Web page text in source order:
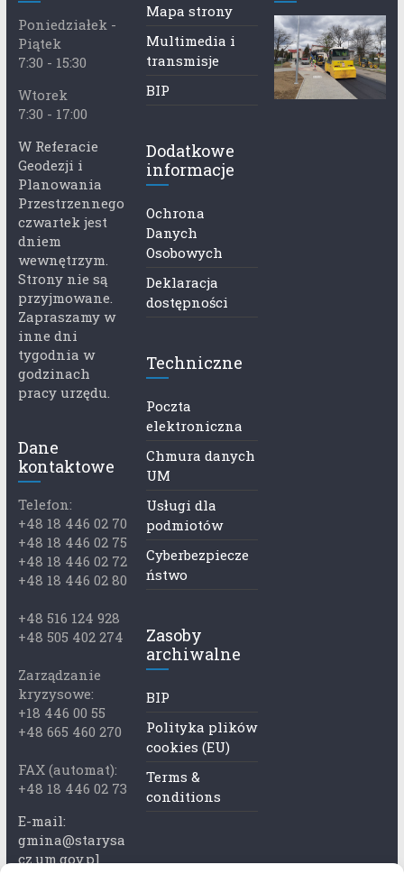
Poniedziałek -
Piątek
7:30 - 15:30
Wtorek
7:30 - 17:00
W Referacie
Geodezji i
Planowania
Przestrzennego
czwartek jest
dniem
wewnętrzym.
Strony nie są
przyjmowane.
Zapraszamy w
inne dni
tygodnia w
godzinach
pracy urzędu.
Dane
kontaktowe
Telefon:
+48 18 446 02 70
+48 18 446 02 75
+48 18 446 02 72
+48 18 446 02 80
+48 516 124 928
+48 505 402 274
Zarządzanie
kryzysowe:
+18 446 00 55
+48 665 460 270
FAX (automat):
+48 18 446 02 73
E-mail:
gmina@starysa
cz.um.gov.pl
Mapa strony
Multimedia i
transmisje
BIP
Dodatkowe
informacje
Ochrona
Danych
Osobowych
Deklaracja
dostępności
Techniczne
Poczta
elektroniczna
Chmura danych
UM
Usługi dla
podmiotów
Cyberbezpiecze
ństwo
Zasoby
archiwalne
BIP
Polityka plików
cookies (EU)
Terms &
conditions